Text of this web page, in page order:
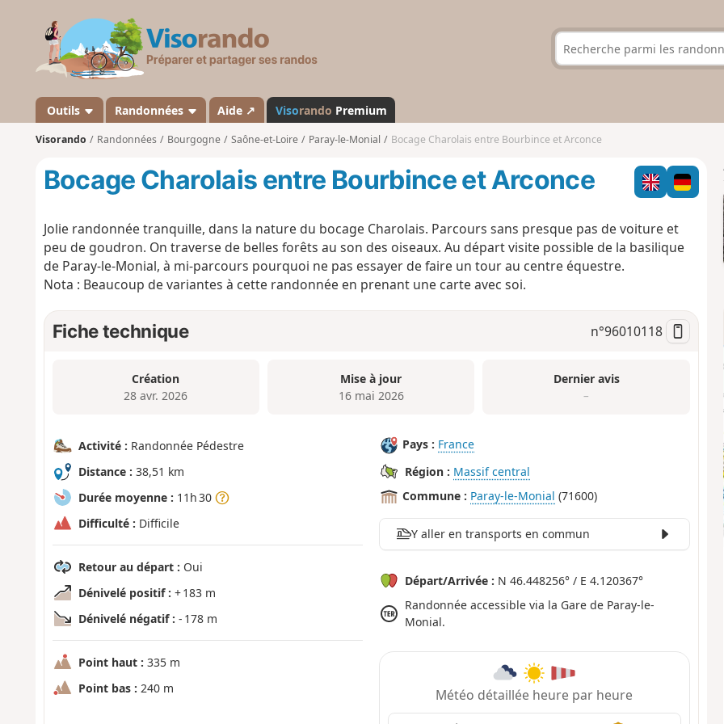
s
a
n
d
Outils Randonnées Aide ↗ Visorando Premium
Visorando Randonnées Bourgogne Saône-et-Loire Paray-le-Monial Bocage Charolais entre Bourbince et Arconce
Bocage Charolais entre Bourbince et Arconce
Jolie randonnée tranquille, dans la nature du bocage Charolais. Parcours sans presque pas de voiture et
peu de goudron. On traverse de belles forêts au son des oiseaux. Au départ visite possible de la basilique
de Paray-le-Monial, à mi-parcours pourquoi ne pas essayer de faire un tour au centre équestre.
Nota : Beaucoup de variantes à cette randonnée en prenant une carte avec soi.
Fiche technique n°96010118
Création
28 avr. 2026
Mise à jour
16 mai 2026
Dernier avis
–
Activité : Randonnée Pédestre
Distance : 38,51 km
Durée moyenne : 11h 30
Difficulté : Difficile
Retour au départ : Oui
Dénivelé positif : + 183 m
Dénivelé négatif : - 178 m
Point haut : 335 m
Point bas : 240 m
Pays : France
Région : Massif central
Commune : Paray-le-Monial (71600)
Y aller en transports en commun
Départ/Arrivée : N 46.448256° / E 4.120367°
Randonnée accessible via la Gare de Paray-le-
Monial.
Météo détaillée heure par heure